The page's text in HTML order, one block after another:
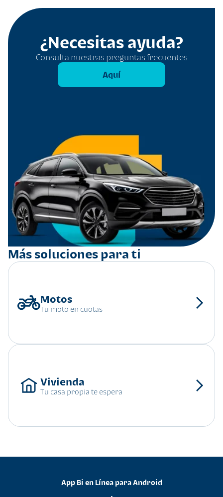
¿Necesitas ayuda?
Consulta nuestras preguntas frecuentes
Aquí
Más soluciones para ti
Tu moto en cuotas
Tu casa propia te espera
App Bi en Línea para Android